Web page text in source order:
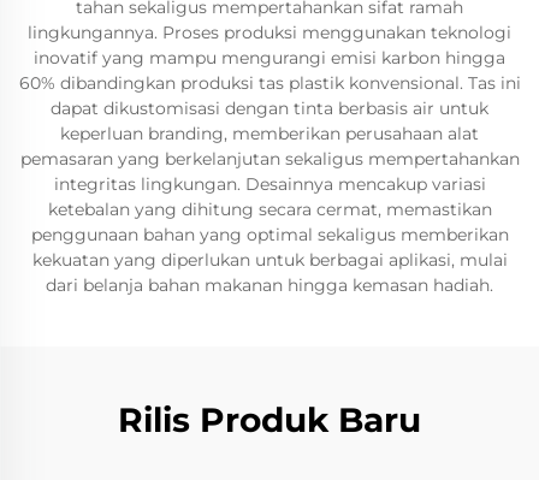
tahan sekaligus mempertahankan sifat ramah
lingkungannya. Proses produksi menggunakan teknologi
inovatif yang mampu mengurangi emisi karbon hingga
60% dibandingkan produksi tas plastik konvensional. Tas ini
dapat dikustomisasi dengan tinta berbasis air untuk
keperluan branding, memberikan perusahaan alat
pemasaran yang berkelanjutan sekaligus mempertahankan
integritas lingkungan. Desainnya mencakup variasi
ketebalan yang dihitung secara cermat, memastikan
penggunaan bahan yang optimal sekaligus memberikan
kekuatan yang diperlukan untuk berbagai aplikasi, mulai
dari belanja bahan makanan hingga kemasan hadiah.
Rilis Produk Baru